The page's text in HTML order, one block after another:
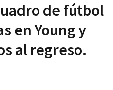
de fútbol
en Young y
al regreso.